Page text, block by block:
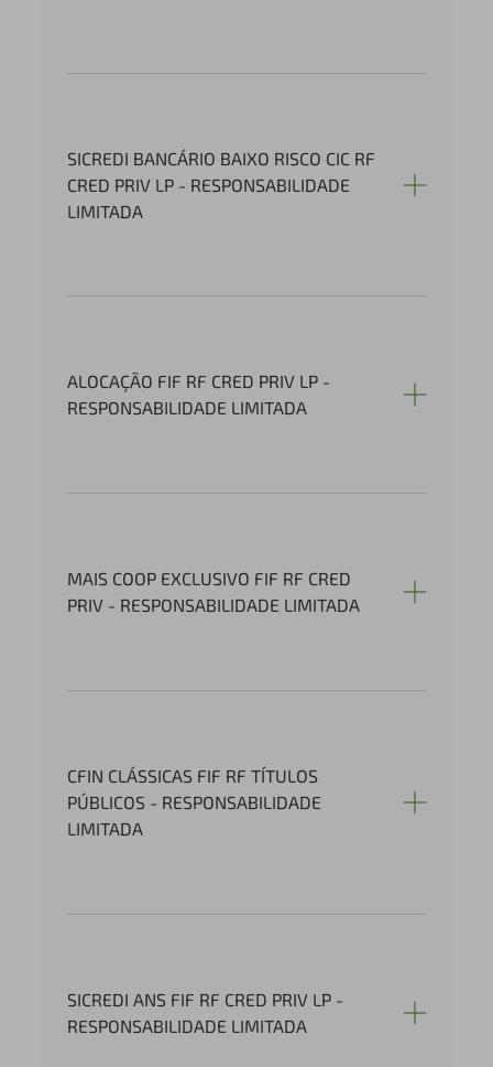
SICREDI BANCÁRIO BAIXO RISCO CIC RF
CRED PRIV LP - RESPONSABILIDADE
LIMITADA
ALOCAÇÃO FIF RF CRED PRIV LP -
RESPONSABILIDADE LIMITADA
MAIS COOP EXCLUSIVO FIF RF CRED
PRIV - RESPONSABILIDADE LIMITADA
CFIN CLÁSSICAS FIF RF TÍTULOS
PÚBLICOS - RESPONSABILIDADE
LIMITADA
SICREDI ANS FIF RF CRED PRIV LP -
RESPONSABILIDADE LIMITADA